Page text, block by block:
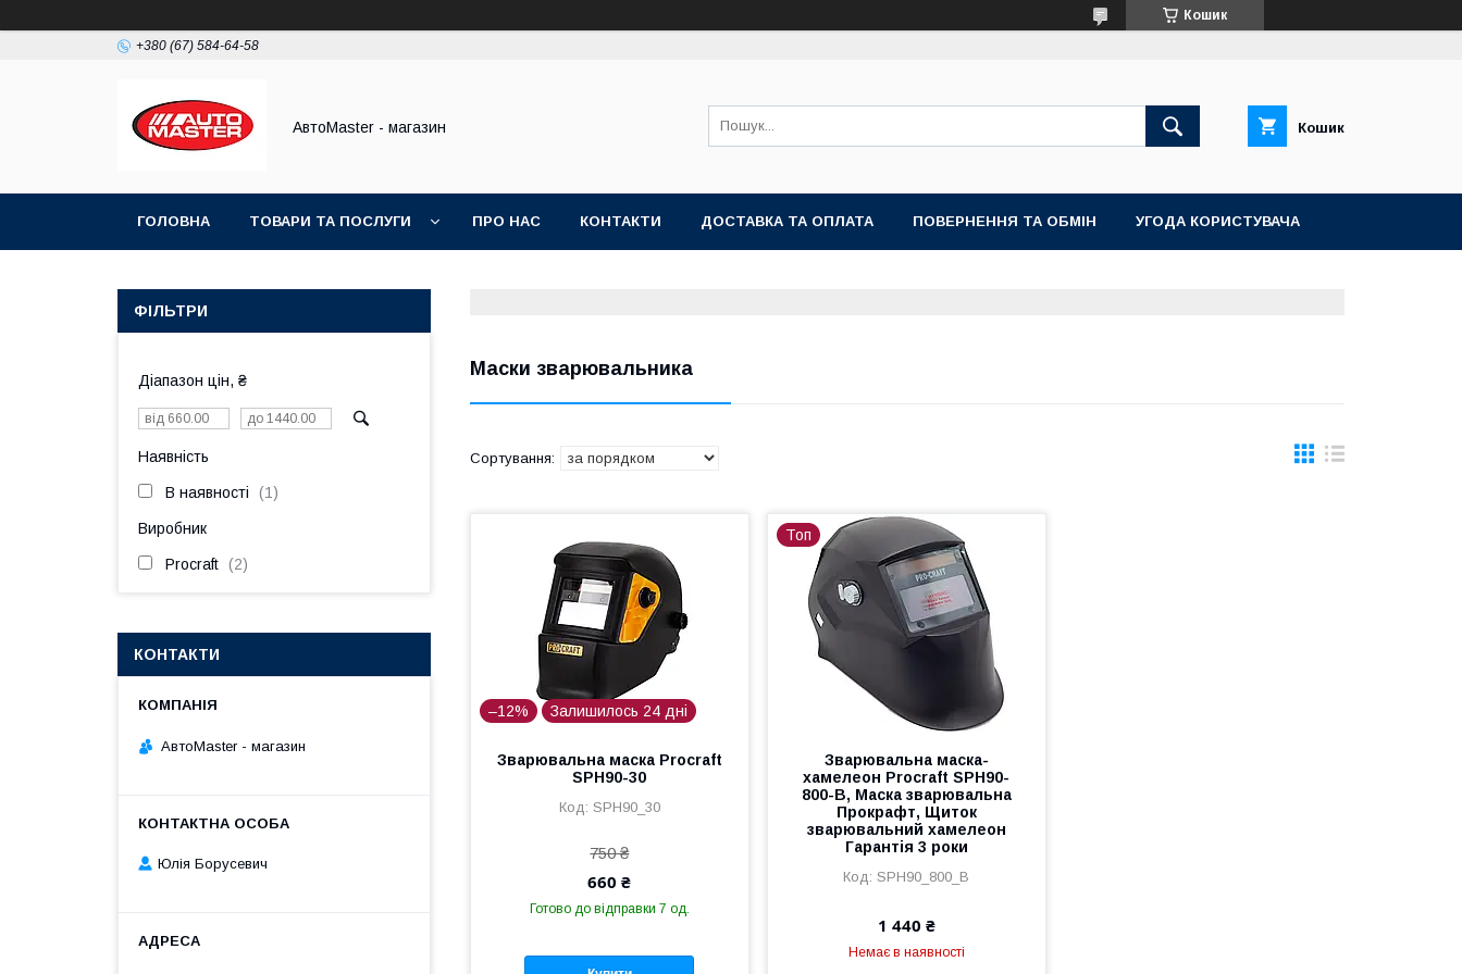
Кошик
+380 (67) 584-64-58
АвтоMaster - магазин Кошик
ГОЛОВНА ТОВАРИ ТА ПОСЛУГИ ПРО НАС КОНТАКТИ ДОСТАВКА ТА ОПЛАТА ПОВЕРНЕННЯ ТА ОБМІН УГОДА КОРИСТУВАЧА
Маски зварювальника
–12% Залишилось 24 дні
Зварювальна маска Procraft
SPH90-30
SPH90_30
750 ₴
660 ₴
Готово до відправки 7 од.
Топ
Зварювальна маска-
хамелеон Procraft SPH90-
800-B, Маска зварювальна
Прокрафт, Щиток
зварювальний хамелеон
Гарантія 3 роки
SPH90_800_B
1 440 ₴
Немає в наявності
ФІЛЬТРИ
Діапазон цін, ₴
Наявність
В наявності 1
Виробник
Procraft 2
КОНТАКТИ
АвтоMaster - магазин
Юлія Борусевич